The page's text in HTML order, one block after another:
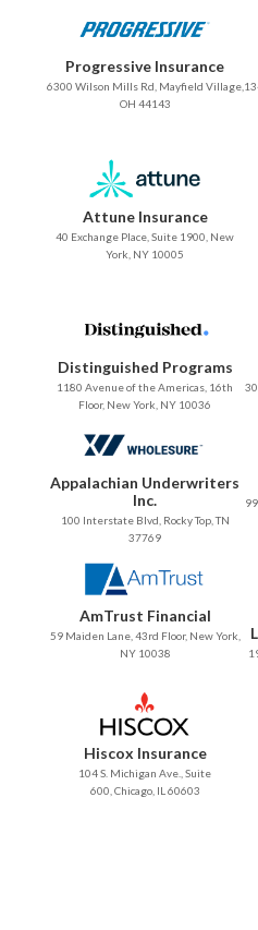
Progressive Insurance
6300 Wilson Mills Rd, Mayfield Village,
OH 44143
Attune Insurance
40 Exchange Place, Suite 1900, New
York, NY 10005
Distinguished Programs
1180 Avenue of the Americas, 16th
Floor, New York, NY 10036
Appalachian Underwriters
Inc.
100 Interstate Blvd, Rocky Top, TN
37769
AmTrust Financial
59 Maiden Lane, 43rd Floor, New York,
NY 10038
Hiscox Insurance
104 S. Michigan Ave., Suite
600, Chicago, IL 60603